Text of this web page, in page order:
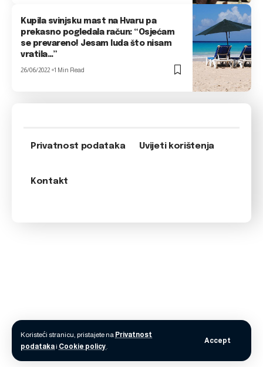
Koristeći stranicu, pristajete na Privatnost
podatakai Cookie policy.
Accept
Kupila svinjsku mast na Hvaru pa
prekasno pogledala račun: “Osjećam
se prevareno! Jesam luda što nisam
vratila…”
26/06/2022 1 Min Read
Privatnost podataka Uvijeti korištenja
Kontakt